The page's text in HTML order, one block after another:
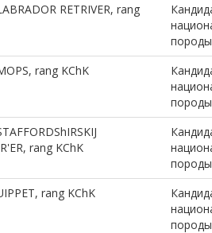
RETRIVER, rang
породы
rang KChK
породы
rang KChK
породы
rang KChK
породы